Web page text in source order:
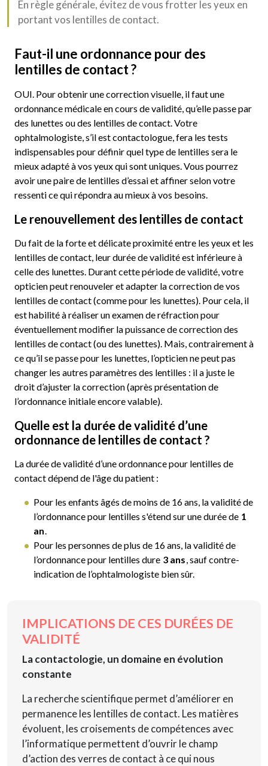
En règle générale, évitez de vous frotter les yeux en
portant vos lentilles de contact.
Faut-il une ordonnance pour des
lentilles de contact ?
OUI. Pour obtenir une correction visuelle, il faut une
ordonnance médicale en cours de validité, qu’elle passe par
des lunettes ou des lentilles de contact. Votre
ophtalmologiste, s’il est contactologue, fera les tests
indispensables pour définir quel type de lentilles sera le
mieux adapté à vos yeux qui sont uniques. Vous pourrez
avoir une paire de lentilles d’essai et affiner selon votre
ressenti ce qui répondra au mieux à vos besoins.
Le renouvellement des lentilles de contact
Du fait de la forte et délicate proximité entre les yeux et les
lentilles de contact, leur durée de validité est inférieure à
celle des lunettes. Durant cette période de validité, votre
opticien peut renouveler et adapter la correction de vos
lentilles de contact (comme pour les lunettes). Pour cela, il
est habilité à réaliser un examen de réfraction pour
éventuellement modifier la puissance de correction des
lentilles de contact (ou des lunettes). Mais, contrairement à
ce qu’il se passe pour les lunettes, l’opticien ne peut pas
changer les autres paramètres des lentilles : il a juste le
droit d’ajuster la correction (après présentation de
l’ordonnance initiale encore valable).
Quelle est la durée de validité d’une
ordonnance de lentilles de contact ?
La durée de validité d’une ordonnance pour lentilles de
contact dépend de l'âge du patient :
Pour les enfants âgés de moins de 16 ans, la validité de
l’ordonnance pour lentilles s'étend sur une durée de 1
an
Pour les personnes de plus de 16 ans, la validité de
l’ordonnance pour lentilles dure 3 ans , sauf contre-
indication de l’ophtalmologiste bien sûr.
IMPLICATIONS DE CES DURÉES DE
VALIDITÉ
La contactologie, un domaine en évolution
constante
La recherche scientifique permet d’améliorer en
permanence les lentilles de contact. Les matières
évoluent, les croisements de compétences avec
l’informatique permettent d’ouvrir le champ
d’action des verres de contact à ce qui nous